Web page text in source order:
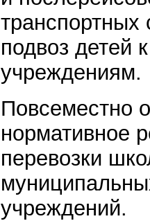
подвоз детей
учреждениям.
Повсеместно
нормативное
перевозки
учреждений.